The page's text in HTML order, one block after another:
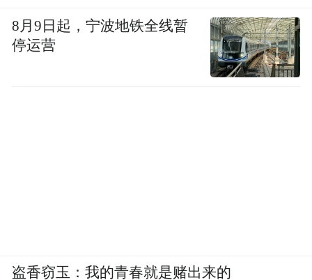
8月9日起，宁波地铁全线暂
停运营
盗香窃玉：我的青春就是赌出来的